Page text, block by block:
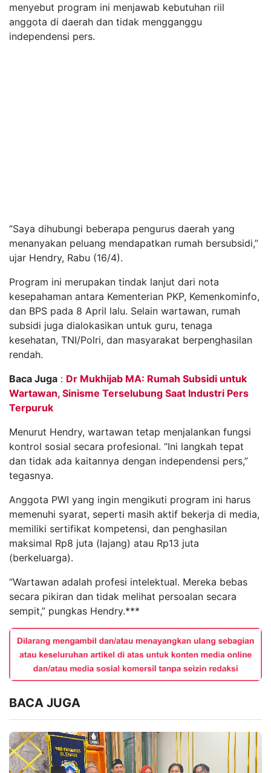
menyebut program ini menjawab kebutuhan riil
anggota di daerah dan tidak mengganggu
independensi pers.
“Saya dihubungi beberapa pengurus daerah yang
menanyakan peluang mendapatkan rumah bersubsidi,”
ujar Hendry, Rabu (16/4).
Program ini merupakan tindak lanjut dari nota
kesepahaman antara Kementerian PKP, Kemenkominfo,
dan BPS pada 8 April lalu. Selain wartawan, rumah
subsidi juga dialokasikan untuk guru, tenaga
kesehatan, TNI/Polri, dan masyarakat berpenghasilan
rendah.
Baca Juga : Dr Mukhijab MA: Rumah Subsidi untuk
Wartawan, Sinisme Terselubung Saat Industri Pers
Terpuruk
Menurut Hendry, wartawan tetap menjalankan fungsi
kontrol sosial secara profesional. “Ini langkah tepat
dan tidak ada kaitannya dengan independensi pers,”
tegasnya.
Anggota PWI yang ingin mengikuti program ini harus
memenuhi syarat, seperti masih aktif bekerja di media,
memiliki sertifikat kompetensi, dan penghasilan
maksimal Rp8 juta (lajang) atau Rp13 juta
(berkeluarga).
“Wartawan adalah profesi intelektual. Mereka bebas
secara pikiran dan tidak melihat persoalan secara
sempit,” pungkas Hendry.***
BACA JUGA